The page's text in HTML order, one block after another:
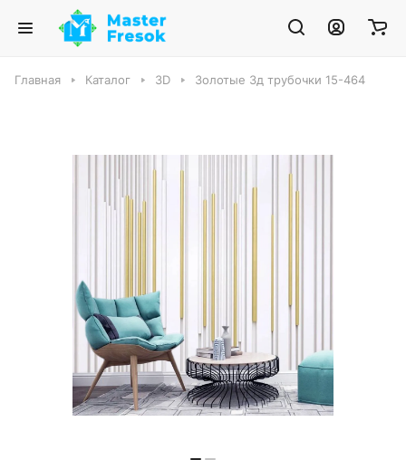
Главная Каталог 3D Золотые 3д трубочки 15-464